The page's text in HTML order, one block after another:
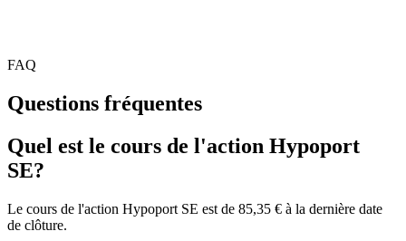
FAQ
Questions fréquentes
Quel est le cours de l'action Hypoport
SE?
Le cours de l'action Hypoport SE est de 85,35 € à la dernière date
de clôture.